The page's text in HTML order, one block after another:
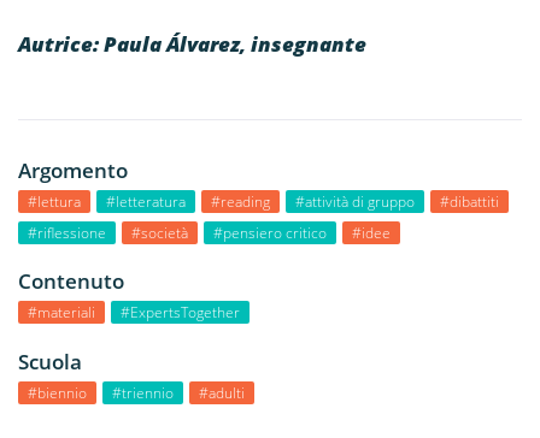
Autrice: Paula Álvarez, insegnante
Argomento
#lettura #letteratura #reading #attività di gruppo
#dibattiti
#riflessione
#società #pensiero critico #idee
Contenuto
#materiali #ExpertsTogether
Scuola
#biennio #triennio #adulti